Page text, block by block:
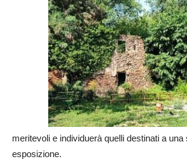
meritevoli e individuerà quelli destinati a
esposizione.